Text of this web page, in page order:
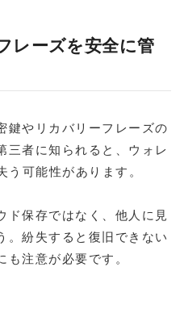
レーズを安全に管
鍵やリカバリーフレーズの
三者に知られると、ウォレ
う可能性があります。
ド保存ではなく、他人に見
。紛失すると復旧できない
注意が必要です。